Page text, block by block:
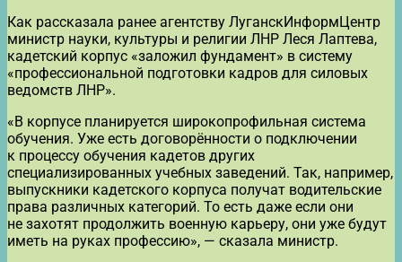
Как рассказала ранее агентству ЛуганскИнформЦентр
министр науки, культуры и религии ЛНР Леся Лаптева,
кадетский корпус «заложил фундамент» в систему
«профессиональной подготовки кадров для силовых
ведомств ЛНР».
«В корпусе планируется широкопрофильная система
обучения. Уже есть договорённости о подключении
к процессу обучения кадетов других
специализированных учебных заведений. Так, например,
выпускники кадетского корпуса получат водительские
права различных категорий. То есть даже если они
не захотят продолжить военную карьеру, они уже будут
иметь на руках профессию», — сказала министр.